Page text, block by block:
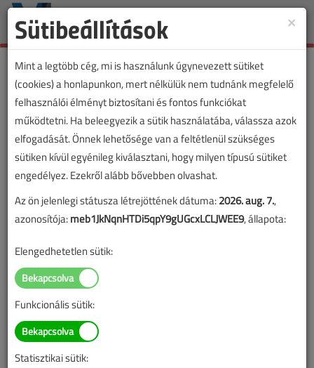
Toggle
Lapszám:
×
Sütibeállítások
Mint a legtöbb cég, mi is használunk úgynevezett sütiket
(cookies) a honlapunkon, mert nélkülük nem tudnánk megfelelő
felhasználói élményt biztosítani és fontos funkciókat
működtetni. Ha beleegyezik a sütik használatába, válassza azok
elfogadását. Önnek lehetősége van a feltétlenül szükséges
sütiken kívül egyénileg kiválasztani, hogy milyen típusú sütiket
engedélyez. Ezekről alább bővebben olvashat.
Az ön jelenlegi státusza létrejöttének dátuma:2026. aug. 7.,
azonosítója:meb1JkNqnHTDi5qpY9gUGcxLCLJWEE9, állapota:
Elengedhetetlen sütik:
Funkcionális sütik:
Statisztikai sütik: